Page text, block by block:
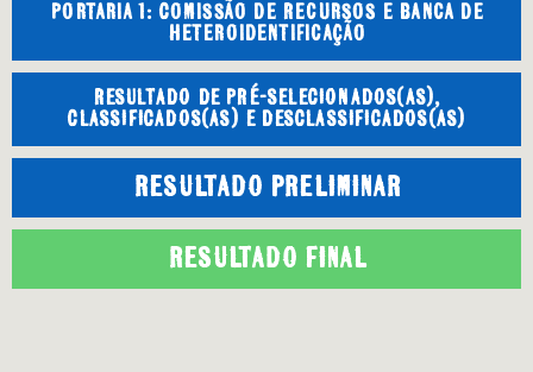
Portaria 1: Comissão de Recursos e Banca de
Heteroidentificação
RESULTADO DE PRÉ-SELECIONADOS(AS),
CLASSIFICADOS(AS) E DESCLASSIFICADOS(AS)
RESULTADO PRELIMINAR
RESULTADO FINAL